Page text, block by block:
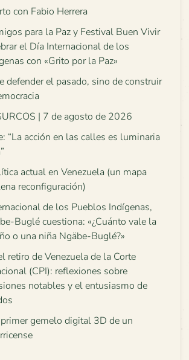
con Fabio Herrera
para la Paz y Festival Buen Vivir
el Día Internacional de los
con «Grito por la Paz»
defender el pasado, sino de construir
| 7 de agosto de 2026
“La acción en las calles es luminaria
actual en Venezuela (un mapa
reconfiguración)
de los Pueblos Indígenas,
Buglé cuestiona: «¿Cuánto vale la
o una niña Ngäbe-Buglé?»
retiro de Venezuela de la Corte
(CPI): reflexiones sobre
notables y el entusiasmo de
gemelo digital 3D de un